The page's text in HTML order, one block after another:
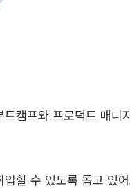
캠프와 프로덕트 매니
할 수 있도록 돕고 있